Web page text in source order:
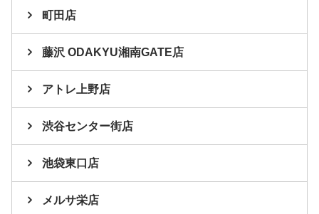
町田店
藤沢 ODAKYU湘南GATE店
アトレ上野店
渋谷センター街店
池袋東口店
メルサ栄店